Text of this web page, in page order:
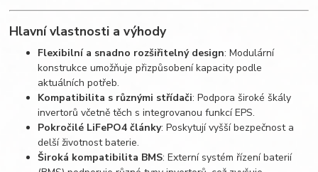
Hlavní vlastnosti a výhody
Flexibilní a snadno rozšiřitelný design: Modulární
konstrukce umožňuje přizpůsobení kapacity podle
aktuálních potřeb.
Kompatibilita s různými střídači: Podpora široké škály
invertorů včetně těch s integrovanou funkcí EPS.
Pokročilé LiFePO4 články: Poskytují vyšší bezpečnost a
delší životnost baterie.
Široká kompatibilita BMS: Externí systém řízení baterií